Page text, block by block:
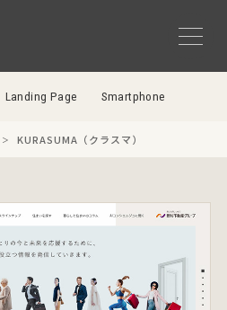
Landing Page Smartphone
KURASUMA（クラスマ）